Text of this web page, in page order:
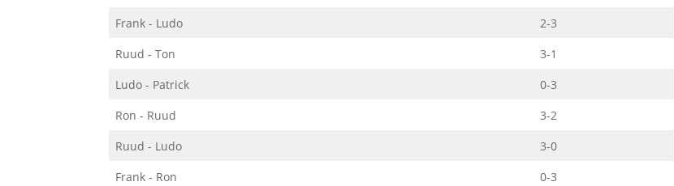
Frank - Ludo
2-3
Ruud - Ton
3-1
Ludo - Patrick
0-3
Ron - Ruud
3-2
Ruud - Ludo
3-0
Frank - Ron
0-3